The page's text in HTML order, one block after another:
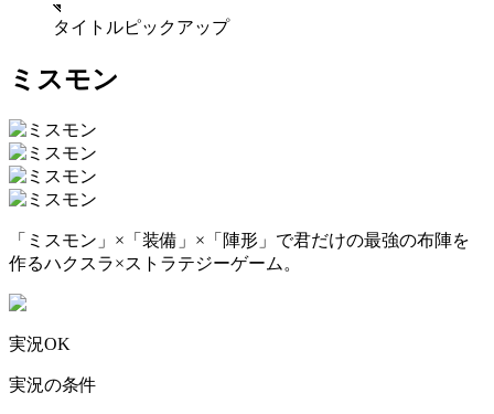
タイトルピックアップ
ミスモン
「ミスモン」×「装備」×「陣形」で君だけの最強の布陣を
作るハクスラ×ストラテジーゲーム。
実況OK
実況の条件